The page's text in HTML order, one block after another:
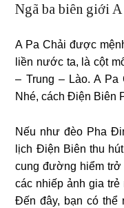
Ngã ba biên giới A
A Pa Chải được
liền nước ta, là cột
– Trung – Lào. A
Nhé, cách Điện Biên
Nếu như đèo Pha
lịch Điện Biên thu
cung đường hiểm trở
các nhiếp ảnh gia trẻ
Đến đây, bạn có thể